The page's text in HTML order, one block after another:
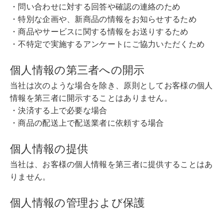
・問い合わせに対する回答や確認の連絡のため
・特別な企画や、新商品の情報をお知らせするため
・商品やサービスに関する情報をお送りするため
・不特定で実施するアンケートにご協力いただくため
個人情報の第三者への開示
当社は次のような場合を除き、原則としてお客様の個人
情報を第三者に開示することはありません。
・決済する上で必要な場合
・商品の配送上で配送業者に依頼する場合
個人情報の提供
当社は、お客様の個人情報を第三者に提供することはあ
りません。
個人情報の管理および保護